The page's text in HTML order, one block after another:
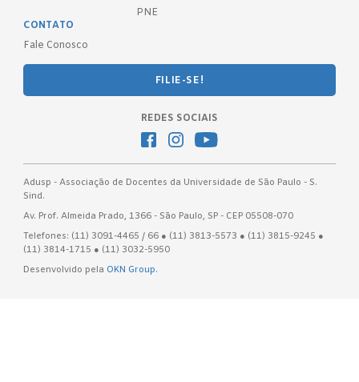
PNE
CONTATO
Fale Conosco
FILIE-SE!
REDES SOCIAIS
Adusp - Associação de Docentes da Universidade de São Paulo - S.
Sind.
Av. Prof. Almeida Prado, 1366 - São Paulo, SP - CEP 05508-070
Telefones: (11) 3091-4465 / 66 ● (11) 3813-5573 ● (11) 3815-9245 ●
(11) 3814-1715 ● (11) 3032-5950
Desenvolvido pela OKN Group.